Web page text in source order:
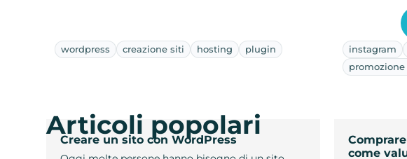
wordpress creazione siti hosting plugin
Creare un sito con WordPress
instagram
come
Articoli popolari